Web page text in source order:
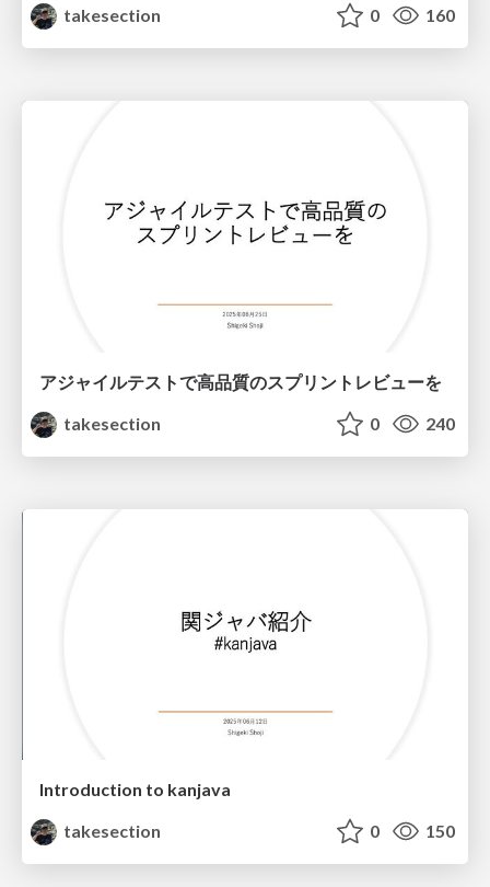
takesection
0 160
アジャイルテストで高品質のスプリントレビューを
takesection
0 240
Introduction to kanjava
takesection
0 150